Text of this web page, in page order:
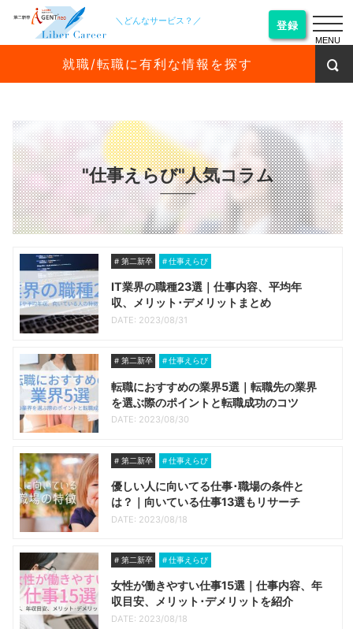
＼どんなサービス？／ 登録
就職/転職に有利な情報を探す
"仕事えらび"人気コラム
第二新卒 仕事えらび
IT業界の職種23選｜仕事内容、平均年
収、メリット･デメリットまとめ
DATE: 2023/08/31
第二新卒 仕事えらび
転職におすすめの業界5選｜転職先の業界
を選ぶ際のポイントと転職成功のコツ
DATE: 2023/08/30
第二新卒 仕事えらび
優しい人に向いてる仕事･職場の条件と
は？｜向いている仕事13選もリサーチ
DATE: 2023/08/18
第二新卒 仕事えらび
女性が働きやすい仕事15選｜仕事内容、年
収目安、メリット･デメリットを紹介
DATE: 2023/08/18
MENU